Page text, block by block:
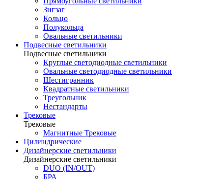
Зигзаг
Кольцо
Полукольца
Овальные светильники
Подвесные светильники
Подвесные светильники
Круглые светодиодные светильники
Овальные светодиодные светильники
Шестигранник
Квадратные светильники
Треугольник
Нестандарты
Трековые
Трековые
Магнитные Трековые
Цилиндрические
Дизайнерские светильники
Дизайнерские светильники
DUO (IN/OUT)
БРА